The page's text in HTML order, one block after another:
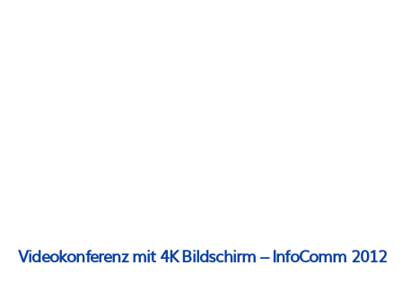
Videokonferenz mit 4K Bildschirm – InfoComm 2012